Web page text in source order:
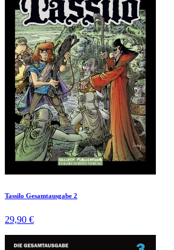
Tassilo Gesamtausgabe 2
29,90 €